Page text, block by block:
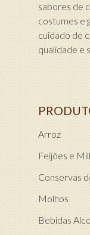
sabores de
costumes e
cuidado de
qualidade e
Arroz
Feijões e
Conservas
Molhos
Bebidas